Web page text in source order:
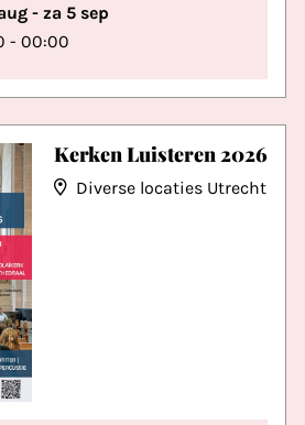
- za 5 sep
- 00:00
Kerken Luisteren 2026
Diverse locaties Utrecht